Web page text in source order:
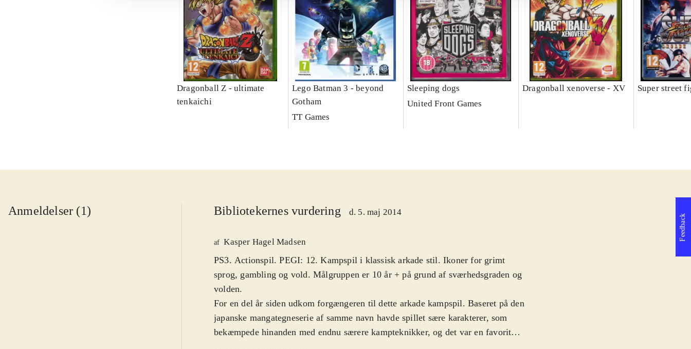
Dragonball Z - ultimate
tenkaichi
Lego Batman 3 - beyond
Gotham
TT Games
Sleeping dogs
United Front Games
Dragonball xenoverse - XV Super street
Anmeldelser (1) Bibliotekernes vurdering d. 5. maj 2014
af Kasper Hagel Madsen
PS3. Actionspil. PEGI: 12. Kampspil i klassisk arkade stil. Ikoner for grimt
sprog, gambling og vold. Målgruppen er 10 år + på grund af sværhedsgraden og
volden.
For en del år siden udkom forgængeren til dette arkade kampspil. Baseret på den
japanske mangategneserie af samme navn havde spillet sære karakterer, som
bekæmpede hinanden med endnu særere kampteknikker, og det var en favorit
Feedback